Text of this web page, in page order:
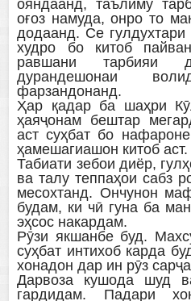
ояндаанд, таълиму
оғоз намуда, онро то
додаанд. Се гулдухтари
худро бо китоб
равшани тарбияи
дурандешонаи
фарзандонанд.
Ҳар қадар ба шаҳри
ҳаяҷонам бештар
аст суҳбат бо
ҳамешагиашон китоб аст.
Табиати зебои диёр,
ва талу теппаҳои сабз
месохтанд. Ончунон
будам, ки чӣ гуна ба
эҳсос накардам.
Рӯзи якшанбе буд.
суҳбат интихоб карда
хонадон дар ин рӯз
Дарвоза кушода шуд
гардидам. Падари